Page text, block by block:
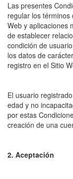
Las presentes
regular los términos
Web y aplicaciones
de establecer
condición de
los datos de
registro en el Sitio
El usuario
edad y no
por estas
creación de una
2. Aceptación